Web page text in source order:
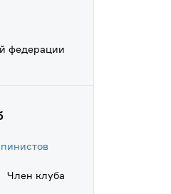
федерации
Член клуба